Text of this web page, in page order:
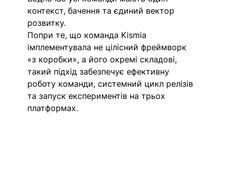
контекст, бачення та єдиний вектор
розвитку.
Попри те, що команда Kismia
імплементувала не цілісний фреймворк
«з коробки», а його окремі складові,
такий підхід забезпечує ефективну
роботу команди, системний цикл релізів
та запуск експериментів на трьох
платформах.